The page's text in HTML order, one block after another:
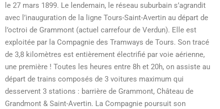
le 27 mars 1899. Le lendemain, le réseau suburbain s’agrandit
avec l’inauguration de la ligne Tours-Saint-Avertin au départ de
l’octroi de Grammont (actuel carrefour de Verdun). Elle est
exploitée par la Compagnie des Tramways de Tours. Son tracé
de 3,8 kilomètres est entièrement électrifié par voie aérienne,
une première ! Toutes les heures entre 8h et 20h, on assiste au
départ de trains composés de 3 voitures maximum qui
desservent 3 stations : barrière de Grammont, Château de
Grandmont & Saint-Avertin. La Compagnie poursuit son